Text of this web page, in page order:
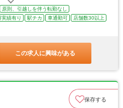
原則、引越しを伴う転勤なし
績有り 駅チカ 車通勤可
店舗数30以上
この求人に興味がある
保存する